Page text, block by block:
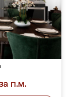
п.м.